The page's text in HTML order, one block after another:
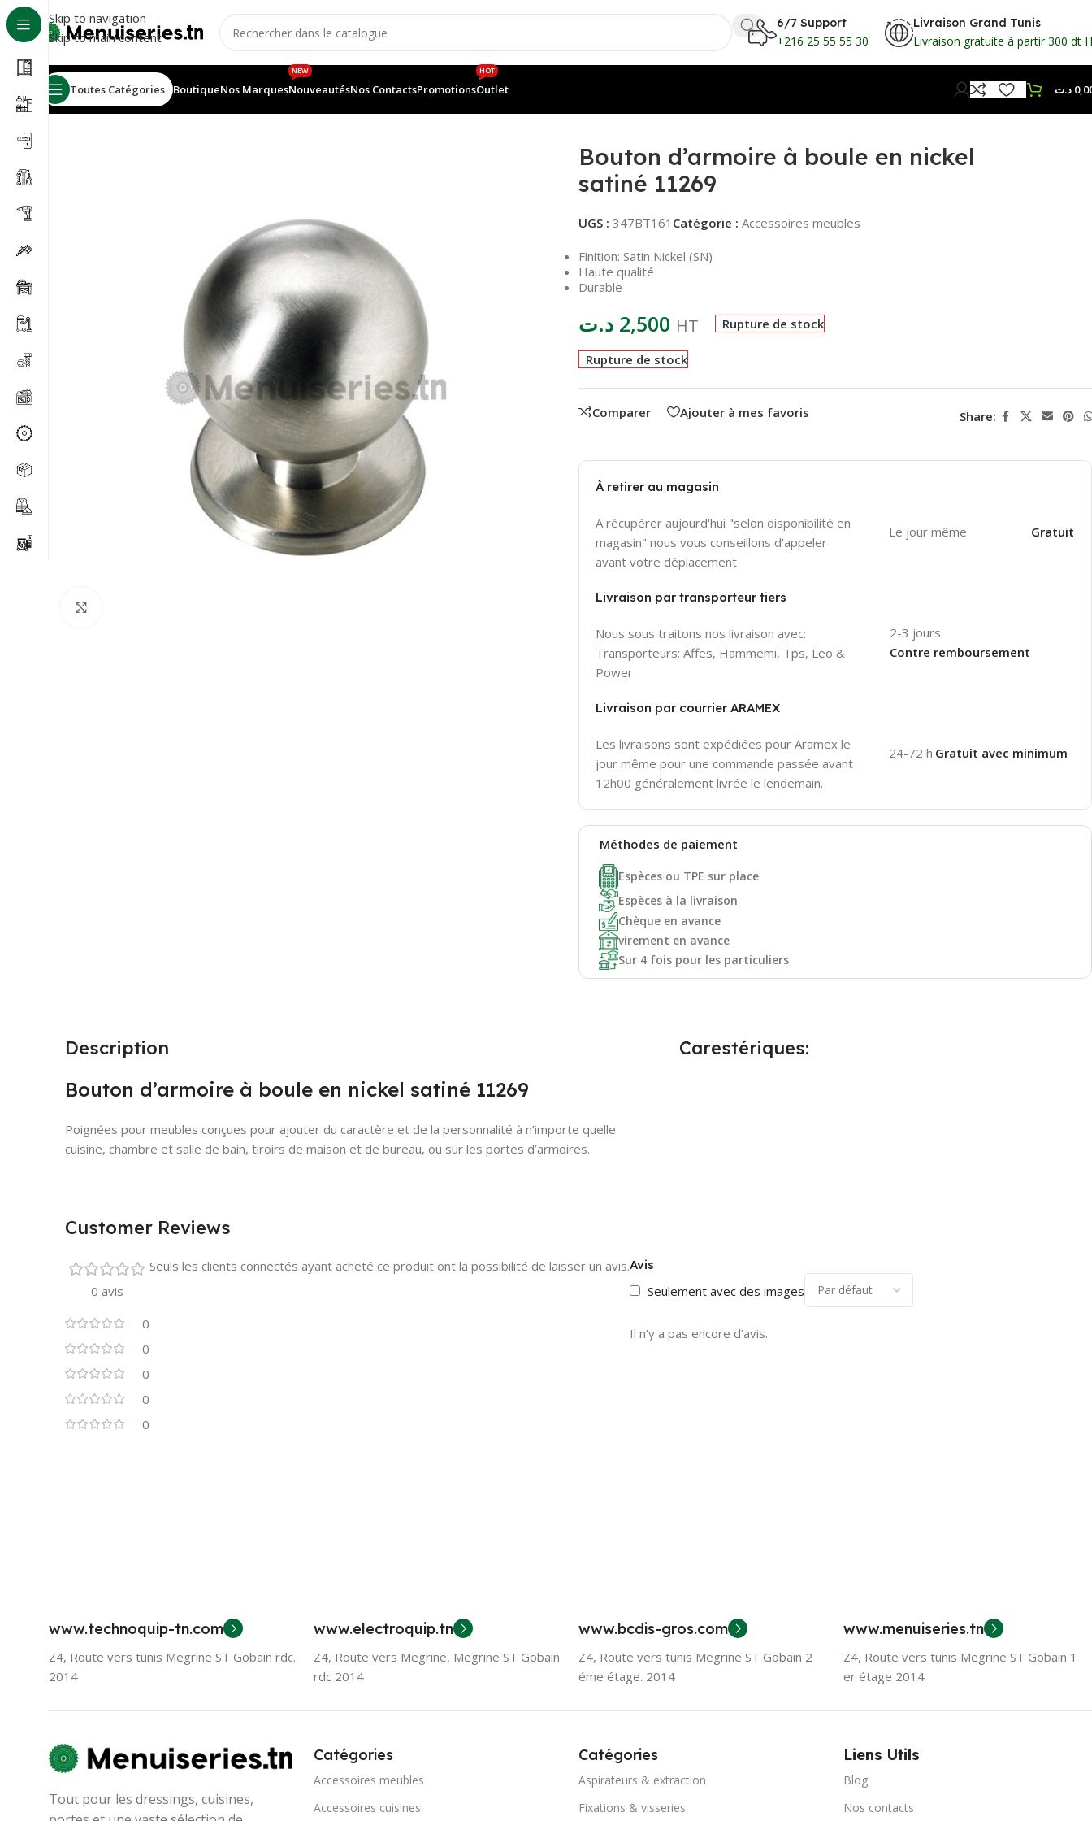
Skip to navigation
Skip to main content
6/7 Support
+216 25 55 55 30
Livraison Grand Tunis
Livraison gratuite à partir 300 dt
Toutes Catégories BoutiqueNos MarquesNouveautés
NEW
Nos ContactsPromotionsOutlet
HOT
د.ت
Accueil/Accessoires meubles
Bouton d’armoire à boule en nickel
satiné 11269
UGS : 347BT161 Catégorie : Accessoires meubles
Finition: Satin Nickel (SN)
Haute qualité
Durable
2,500 د.ت HT Rupture de stock
Rupture de stock
Comparer Ajouter à mes favoris Share:
À retirer au magasin
A récupérer aujourd'hui "selon disponibilité en
magasin" nous vous conseillons d'appeler
avant votre déplacement
Le jour même Gratuit
Livraison par transporteur tiers
Nous sous traitons nos livraison avec:
Transporteurs: Affes, Hammemi, Tps, Leo &
Power
2-3 jours
Contre remboursement
Livraison par courrier ARAMEX
Les livraisons sont expédiées pour Aramex le
jour même pour une commande passée avant
12h00 généralement livrée le lendemain.
24-72 h Gratuit avec minimum
Méthodes de paiement
Espèces ou TPE sur place
Espèces à la livraison
Chèque en avance
virement en avance
Sur 4 fois pour les particuliers
Description
Bouton d’armoire à boule en nickel satiné 11269
Poignées pour meubles conçues pour ajouter du caractère et de la personnalité à n’importe quelle
cuisine, chambre et salle de bain, tiroirs de maison et de bureau, ou sur les portes d’armoires.
Carestériques:
Customer Reviews
0 avis
0
0
0
0
0
Avis
Seulement avec des images
Il n’y a pas encore d’avis.
Seuls les clients connectés ayant acheté ce produit ont la possibilité de laisser un avis.
www.technoquip-tn.com
Z4, Route vers tunis Megrine ST Gobain rdc.
2014
www.electroquip.tn
Z4, Route vers Megrine, Megrine ST Gobain
rdc 2014
www.bcdis-gros.com
Z4, Route vers tunis Megrine ST Gobain 2
éme étage. 2014
www.menuiseries.tn
Z4, Route vers tunis Megrine ST Gobain 1
er étage 2014
Tout pour les dressings, cuisines,
Catégories
Accessoires meubles
Accessoires cuisines
Catégories
Aspirateurs & extraction
Fixations & visseries
Liens Utils
Blog
Nos contacts